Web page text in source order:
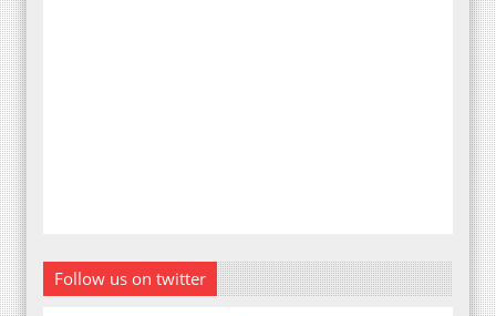
Follow us on twitter